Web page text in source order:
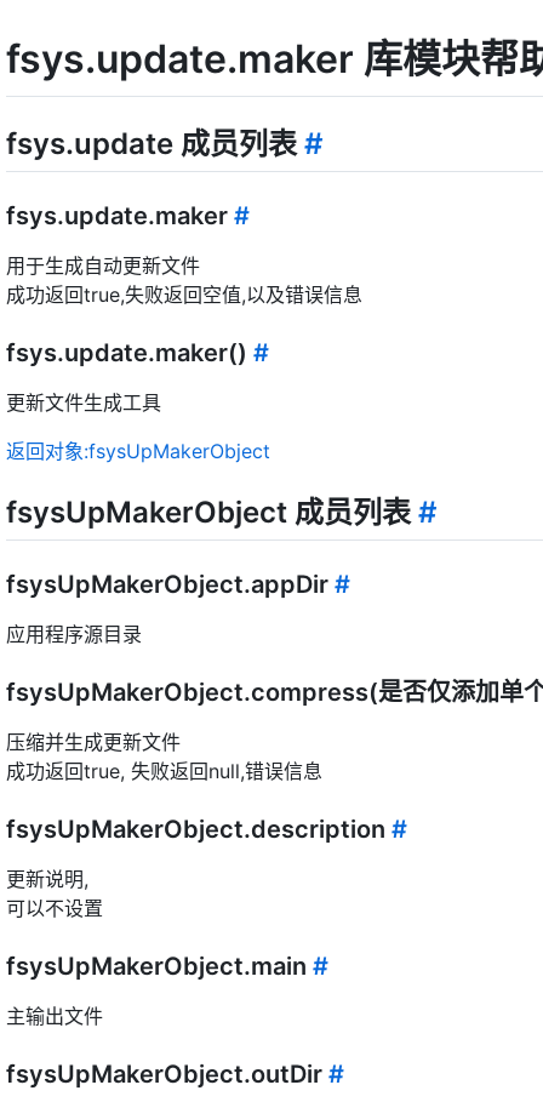
fsys.update.maker 库模块帮
fsys.update 成员列表 #
fsys.update.maker #
用于生成自动更新文件
成功返回true,失败返回空值,以及错误信息
fsys.update.maker() #
更新文件生成工具
返回对象:fsysUpMakerObject
fsysUpMakerObject 成员列表 #
fsysUpMakerObject.appDir #
应用程序源目录
fsysUpMakerObject.compress(是否仅添加单
压缩并生成更新文件
成功返回true, 失败返回null,错误信息
fsysUpMakerObject.description #
更新说明,
可以不设置
fsysUpMakerObject.main #
主输出文件
fsysUpMakerObject.outDir #